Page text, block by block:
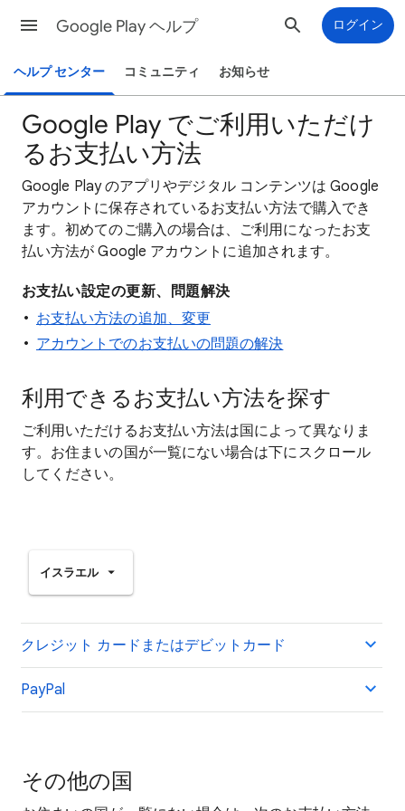
Google Play ヘルプ ログイン
ヘルプ センター コミュニティ お知らせ
Google Play でご利用いただけ
るお支払い方法
Google Play のアプリやデジタル コンテンツは Google
アカウントに保存されているお支払い方法で購入でき
ます。初めてのご購入の場合は、ご利用になったお支
払い方法が Google アカウントに追加されます。
お支払い設定の更新、問題解決
お支払い方法の追加、変更
アカウントでのお支払いの問題の解決
利用できるお支払い方法を探す
ご利用いただけるお支払い方法は国によって異なりま
す。お住まいの国が一覧にない場合は下にスクロール
してください。
イスラエル
クレジット カードまたはデビットカード
PayPal
その他の国